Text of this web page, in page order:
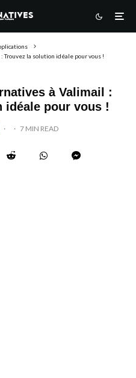
la solution idéale pour vous !
à Valimail :
idéale pour vous !
· · 7 MIN READ